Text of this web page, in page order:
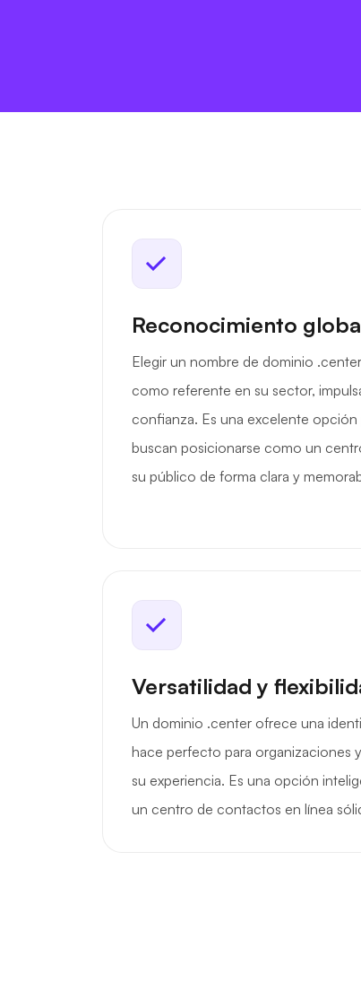
Reconocimiento
Elegir un nombre de dominio
como referente en su sector,
confianza. Es una excelente
buscan posicionarse como un
su público de forma clara y
Versatilidad y
Un dominio .center ofrece una
hace perfecto para organizaciones
su experiencia. Es una opción
un centro de contactos en línea